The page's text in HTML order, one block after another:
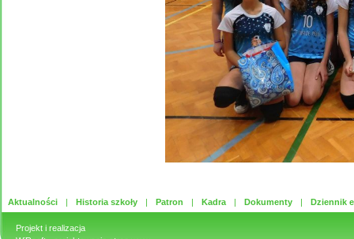
Aktualności Historia szkoły Patron Kadra Dokumenty Dziennik
Projekt i realizacja